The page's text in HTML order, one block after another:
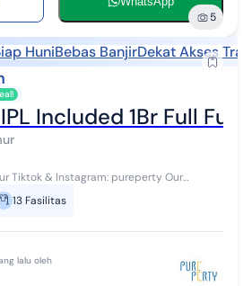
5
HuniBebas BanjirDekat Akses
Included 1Br Full
Tiktok & Instagram: pureperty Our
13 Fasilitas
lalu oleh